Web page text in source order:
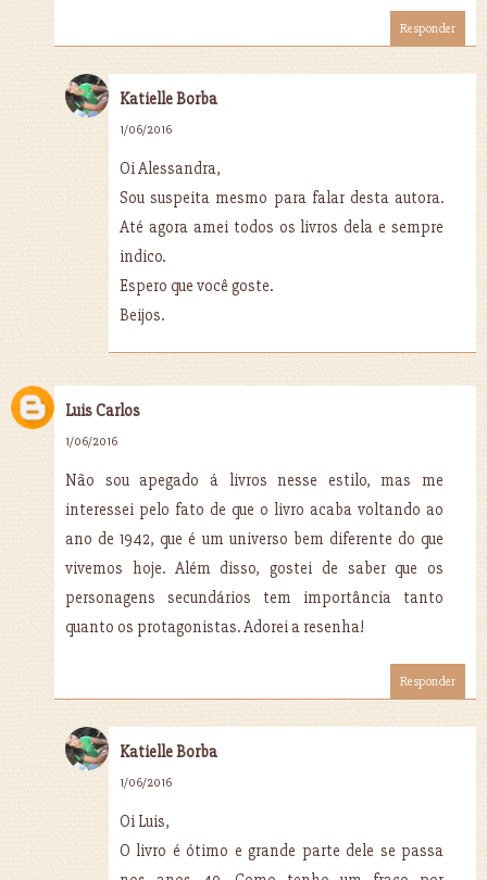
Responder
Katielle Borba
1/06/2016
Oi Alessandra,
Sou suspeita mesmo para falar desta autora.
Até agora amei todos os livros dela e sempre
indico.
Espero que você goste.
Beijos.
Luis Carlos
1/06/2016
Não sou apegado á livros nesse estilo, mas me
interessei pelo fato de que o livro acaba voltando ao
ano de 1942, que é um universo bem diferente do que
vivemos hoje. Além disso, gostei de saber que os
personagens secundários tem importância tanto
quanto os protagonistas. Adorei a resenha!
Responder
Katielle Borba
1/06/2016
Oi Luis,
O livro é ótimo e grande parte dele se passa